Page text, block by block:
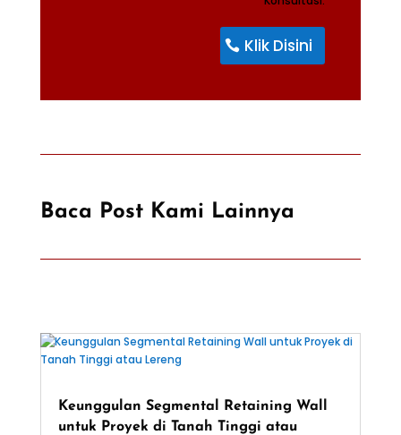
Klik Disini
Baca Post Kami Lainnya
Keunggulan Segmental Retaining Wall
untuk Proyek di Tanah Tinggi atau